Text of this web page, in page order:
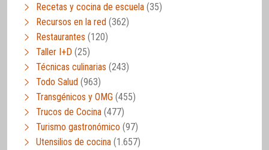
Recetas y cocina de escuela (35)
Recursos en la red (362)
Restaurantes (120)
Taller I+D (25)
Técnicas culinarias (243)
Todo Salud (963)
Transgénicos y OMG (455)
Trucos de Cocina (477)
Turismo gastronómico (97)
Utensilios de cocina (1.657)